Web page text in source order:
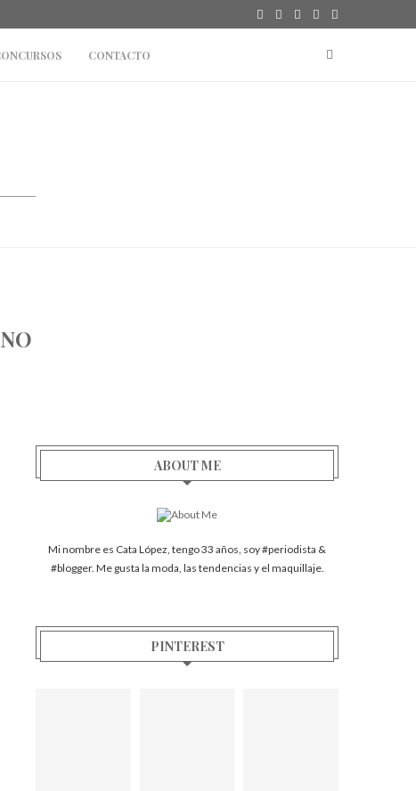
CONTACTO
ABOUT ME
Mi nombre es Cata López, tengo 33 años, soy #periodista &
#blogger. Me gusta la moda, las tendencias y el maquillaje.
PINTEREST